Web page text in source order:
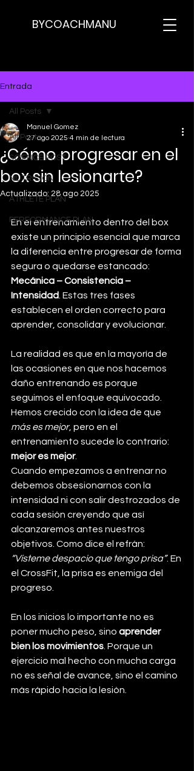
BYCOACHMANU
Entrada
All Posts
SCIENCE POST
NUTRICION
ATHLETE PLAN
PERFORMANCE PLAN
All Posts
¿Cómo progresar en el
box sin lesionarte?
Manuel Gomez
27 ago 2025 4 min de lectura
Actualizado: 28 ago 2025
En el entrenamiento dentro del box
existe un principio esencial que marca
la diferencia entre progresar de forma
segura o quedarse estancado:
Mecánica – Consistencia –
Intensidad . Estas tres fases
establecen el orden correcto para
aprender, consolidar y evolucionar.
La realidad es que en la mayoría de
las ocasiones en que nos hacemos
daño entrenando es porque
seguimos el enfoque equivocado.
Hemos crecido con la idea de que
más es mejor, pero en el
entrenamiento sucede lo contrario:
mejor es mejor.
Cuando empezamos a entrenar no
debemos obsesionarnos con la
intensidad ni con salir destrozados de
cada sesión creyendo que así
alcanzaremos antes nuestros
objetivos. Como dice el refrán:
“Vísteme despacio que tengo prisa”. En
el CrossFit, la prisa es enemiga del
progreso.
En los inicios lo importante no es
poner mucho peso, sino aprender
bien los movimientos . Porque un
ejercicio mal hecho con mucha carga
no es señal de avance, sino el camino
más rápido hacia la lesión.